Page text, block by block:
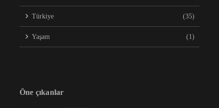
Türkiye (35)
Yaşam (1)
Öne çıkanlar